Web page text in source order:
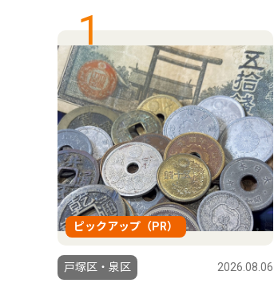
1
ピックアップ（PR）
戸塚区・泉区 2026.08.06